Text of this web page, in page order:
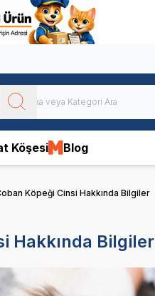
Köşesi Blog
Köpeği Cinsi Hakkında Bilgiler
Hakkında Bilgiler